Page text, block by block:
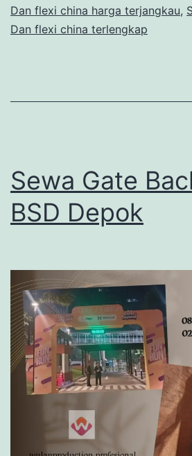
Dan flexi china harga terjangkau,
Dan flexi china terlengkap
Sewa Gate
BSD Depok